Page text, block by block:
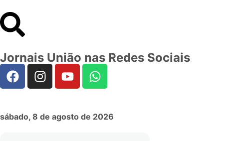
Jornais União nas Redes Sociais
sábado, 8 de agosto de 2026